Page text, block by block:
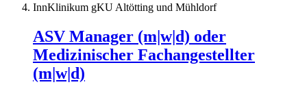
InnKlinikum gKU Altötting und Mühldorf
ASV Manager (m|w|d) oder
Medizinischer Fachangestellter
(m|w|d)